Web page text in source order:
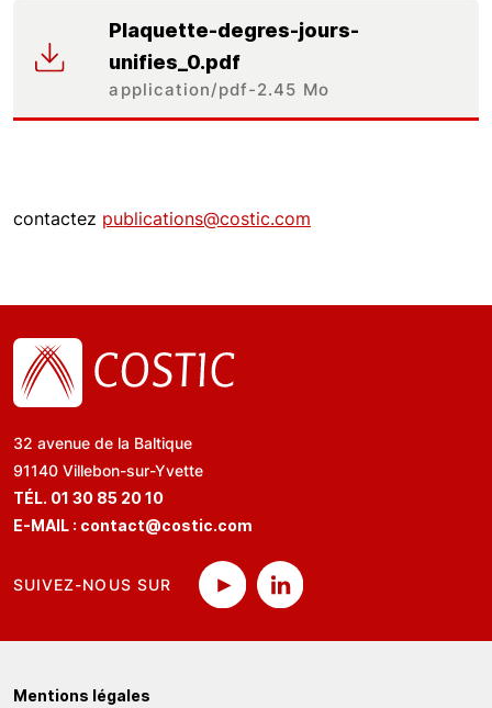
Plaquette-degres-jours-
unifies_0.pdf
application/pdf 2.45 Mo
contactez publications@costic.com
32 avenue de la Baltique
91140 Villebon-sur-Yvette
TÉL. 01 30 85 20 10
E-MAIL : contact@costic.com
SUIVEZ-NOUS SUR
Mentions légales